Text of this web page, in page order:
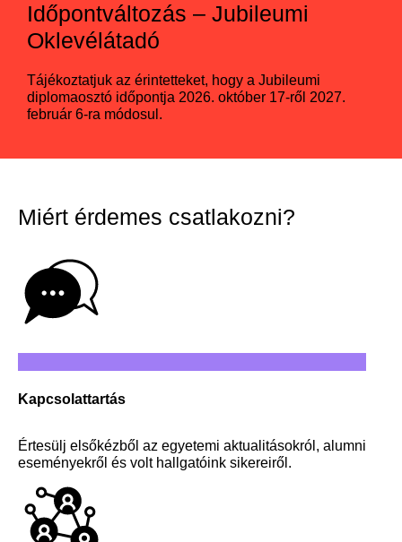
Időpontváltozás – Jubileumi
Oklevélátadó
Tájékoztatjuk az érintetteket, hogy a Jubileumi
diplomaosztó időpontja 2026. október 17-ről 2027.
február 6-ra módosul.
Miért érdemes csatlakozni?
Kapcsolattartás
Értesülj elsőkézből az egyetemi aktualitásokról, alumni
eseményekről és volt hallgatóink sikereiről.